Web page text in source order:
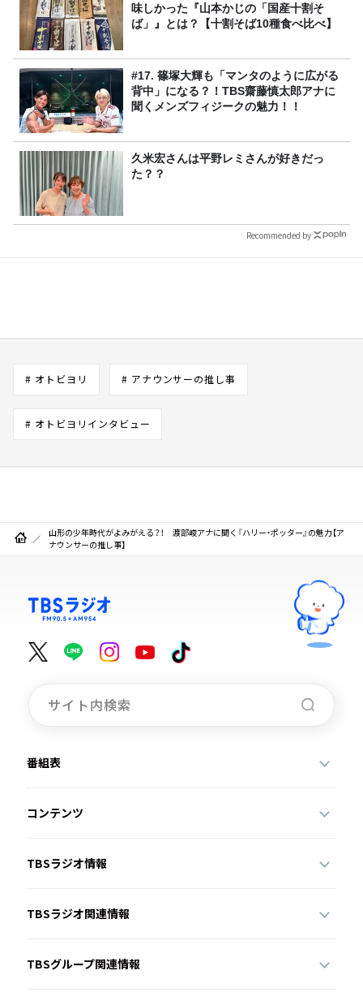
味しかった『山本かじの「国産十割そ
ば」』とは？【十割そば10種食べ比べ】
#17. 篠塚大輝も「マンタのように広がる
背中」になる？！TBS齋藤慎太郎アナに
聞くメンズフィジークの魅力！！
久米宏さんは平野レミさんが好きだっ
た？？
Recommended by
# オトビヨリ # アナウンサーの推し事
# オトビヨリインタビュー
山形の少年時代がよみがえる？！ 渡部峻アナに聞く『ハリー・ポッター』の魅力【ア
ナウンサーの推し事】
番組表
コンテンツ
TBSラジオ情報
TBSラジオ関連情報
TBSグループ関連情報